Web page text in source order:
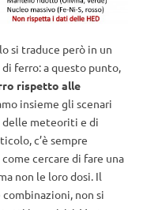
si traduce però in un
ferro: a questo punto,
rispetto alle
insieme gli scenari
delle meteoriti e di
c’è sempre
come cercare di fare una
non le loro dosi. Il
non si